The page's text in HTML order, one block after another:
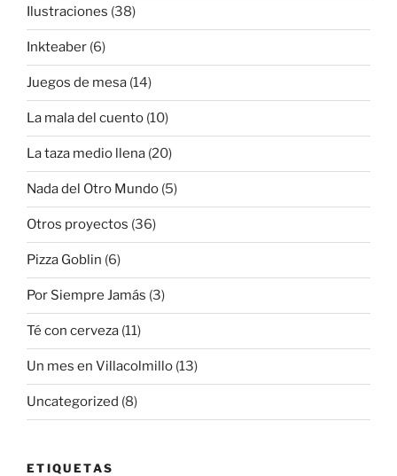
Ilustraciones (38)
Inkteaber (6)
Juegos de mesa (14)
La mala del cuento (10)
La taza medio llena (20)
Nada del Otro Mundo (5)
Otros proyectos (36)
Pizza Goblin (6)
Por Siempre Jamás (3)
Té con cerveza (11)
Un mes en Villacolmillo (13)
Uncategorized (8)
ETIQUETAS